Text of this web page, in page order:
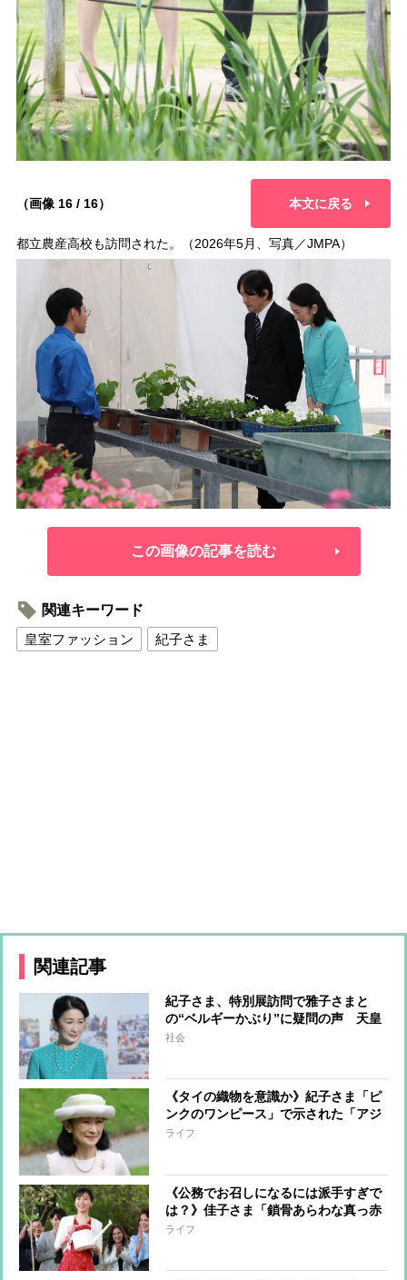
（画像 16 / 16） 本文に戻る
都立農産高校も訪問された。（2026年5月、写真／JMPA）
この画像の記事を読む
関連キーワード
皇室ファッション
紀子さま
関連記事
紀子さま、特別展訪問で雅子さまと
の“ベルギーかぶり”に疑問の声 天皇
家と秋篠宮家の間では度々公務が“バ
社会
《タイの織物を意識か》紀子さま「ピ
ンクのワンピース」で示された「アジ
アンテイストの新境地」【専門家の分
ライフ
《公務でお召しになるには派手すぎで
は？》佳子さま「鎖骨あらわな真っ赤
なワンピース」でコンサートへ「体の
ライフ